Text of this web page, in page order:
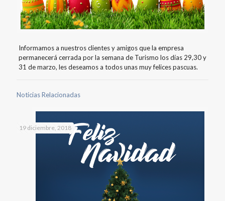
Informamos a nuestros clientes y amigos que la empresa
permanecerá cerrada por la semana de Turismo los días 29,30 y
31 de marzo, les deseamos a todos unas muy felices pascuas.
Noticias Relacionadas
19 diciembre, 2018